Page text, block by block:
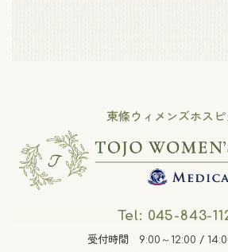
東條ウィメンズホス
Tel: 045-843-
受付時間 9:00～12:00 /